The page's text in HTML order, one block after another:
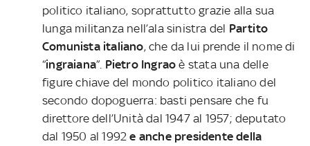
politico italiano, soprattutto grazie alla sua
lunga militanza nell’ala sinistra del Partito
Comunista italiano, che da lui prende il nome di
“ingraiana”. Pietro Ingraoè stata una delle
figure chiave del mondo politico italiano del
secondo dopoguerra: basti pensare che fu
direttore dell’Unità dal 1947 al 1957; deputato
dal 1950 al 1992e anche presidente della